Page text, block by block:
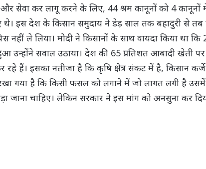
सेवा कर लागू करने के लिए, 44 श्रम कानूनों को 4
इस देश के किसान समुदाय ने डेड़ साल तक बहादुरी से
नहीं ले लिया। मोदी ने किसानों के साथ वायदा किया था
उन्होंने सवाल उठाया। देश की 65 प्रतिशत आबादी खेती पर
रहे हैं। इसका नतीजा है कि कृषि क्षेत्र संकट में है, किसान
गया है कि किसी फसल को लगाने में जो लागत लगी है उसमें
जाना चाहिए। लेकिन सरकार ने इस मांग को अनसुना कर